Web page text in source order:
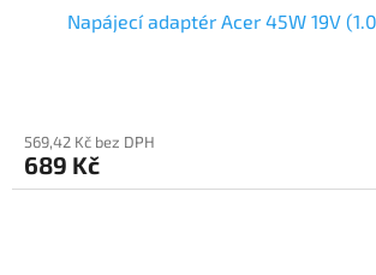
Napájecí adaptér Acer 45W 19V
569,42 Kč bez DPH
689 Kč